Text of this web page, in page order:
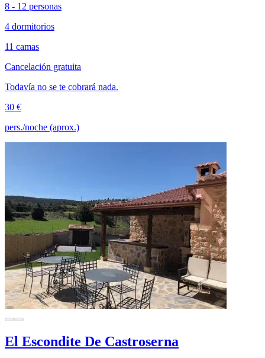
8 - 12 personas
4 dormitorios
11 camas
Cancelación gratuita
Todavía no se te cobrará nada.
30 €
pers./noche (aprox.)
El Escondite De Castroserna